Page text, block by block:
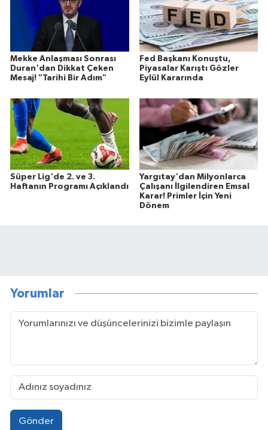
Mekke Anlaşması Sonrası
Duran'dan Dikkat Çeken
Mesaj! "Tarihi Bir Adım"
Fed Başkanı Konuştu,
Piyasalar Karıştı Gözler
Eylül Kararında
Süper Lig'de 2. ve 3.
Haftanın Programı Açıklandı
Yargıtay'dan Milyonlarca
Çalışanı İlgilendiren Emsal
Karar! Primler İçin Yeni
Dönem
Yorumlar
Gönder